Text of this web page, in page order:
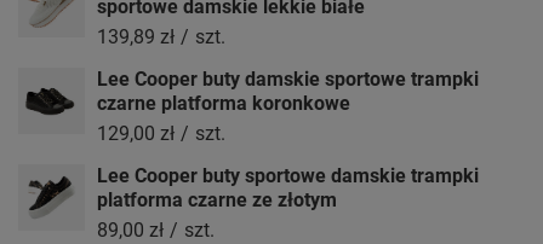
sportowe damskie lekkie białe
139,89 zł / szt.
Lee Cooper buty damskie sportowe trampki
czarne platforma koronkowe
129,00 zł / szt.
Lee Cooper buty sportowe damskie trampki
platforma czarne ze złotym
89,00 zł / szt.